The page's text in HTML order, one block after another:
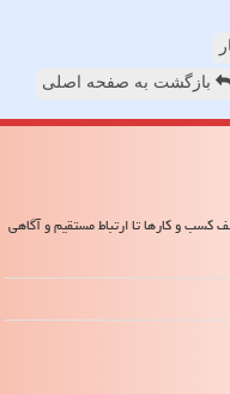
بازگشت به صفحه اصلی
و کارها تا ارتباط مستقیم و آگاهی